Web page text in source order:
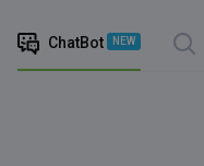
ChatBot NEW